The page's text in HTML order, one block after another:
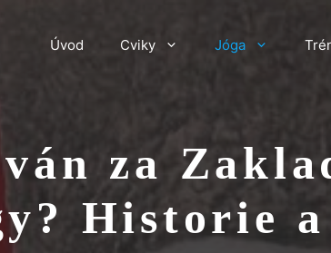
Úvod Cviky Jóga
za
Historie